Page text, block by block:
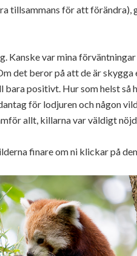
tillsammans för att förändra),
Kanske var mina
det beror på att de är
positivt. Hur som helst så
för lodjuren och någon
allt, killarna var väldigt
finare om ni klickar på